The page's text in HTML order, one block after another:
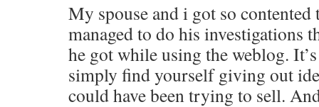
My spouse and i got so contented
managed to do his investigations
he got while using the weblog.
simply find yourself giving out
could have been trying to sell.